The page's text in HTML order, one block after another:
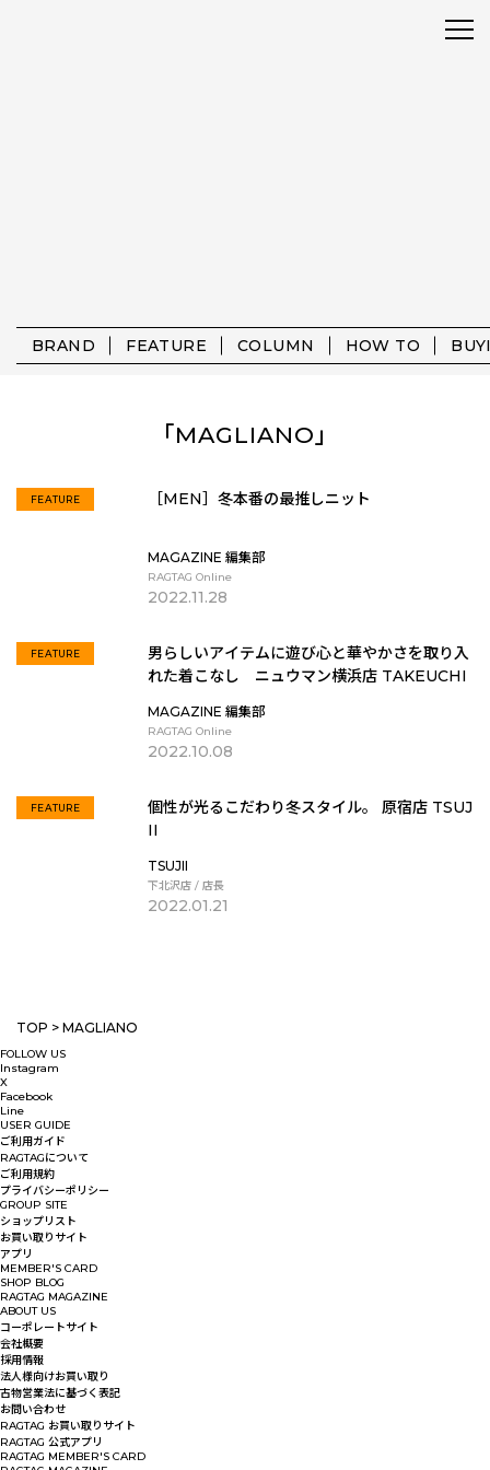
BRAND FEATURE COLUMN HOW TO
「MAGLIANO」
FEATURE ［MEN］冬本番の最推しニット
MAGAZINE 編集部
RAGTAG Online
2022.11.28
FEATURE
男らしいアイテムに遊び心と華やかさを取り入
れた着こなし ニュウマン横浜店 TAKEUCHI
MAGAZINE 編集部
RAGTAG Online
2022.10.08
FEATURE
個性が光るこだわり冬スタイル。 原宿店 TSUJ
II
TSUJII
下北沢店 / 店長
2022.01.21
TOP > MAGLIANO
FOLLOW US
Instagram
X
Facebook
Line
USER GUIDE
ご利用ガイド
RAGTAGについて
ご利用規約
プライバシーポリシー
GROUP SITE
ショップリスト
お買い取りサイト
アプリ
MEMBER'S CARD
SHOP BLOG
RAGTAG MAGAZINE
ABOUT US
コーポレートサイト
会社概要
採用情報
法人様向けお買い取り
古物営業法に基づく表記
お問い合わせ
RAGTAG お買い取りサイト
RAGTAG 公式アプリ
RAGTAG MEMBER'S CARD